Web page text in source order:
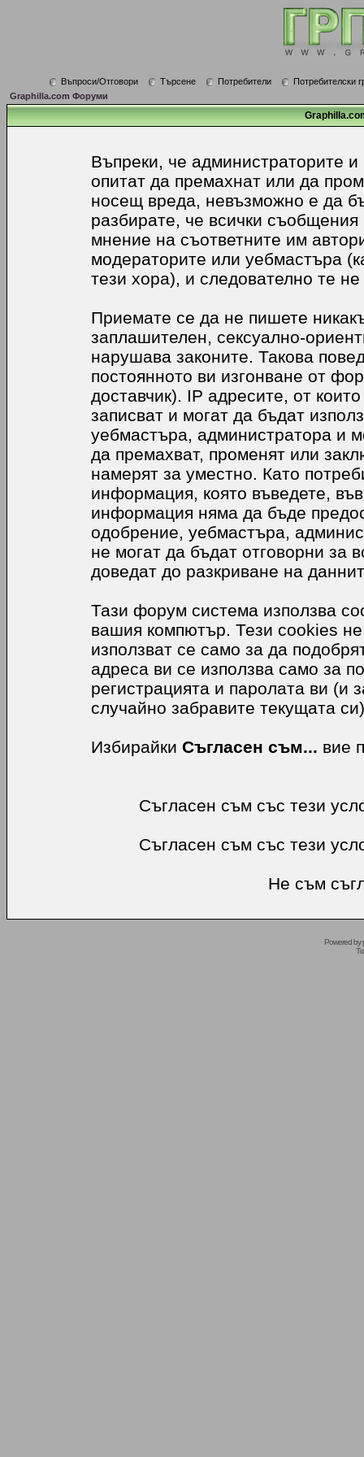
Въпроси/Отговори Търсене Потребители
Потребителски
Graphilla.com Форуми
Въпреки, че администраторите
опитат да премахнат или да
носещ вреда, невъзможно е да
разбирате, че всички
мнение на съответните им
модераторите или уебмастъра
тези хора), и следователно те не
Приемате се да не пишете
заплашителен, сексуално-
нарушава законите. Такова
постоянното ви изгонване от
доставчик). IP адресите, от
записват и могат да бъдат
уебмастъра, администратора и
да премахват, променят или
намерят за уместно. Като
информация, която въведете,
информация няма да бъде
одобрение, уебмастъра,
не могат да бъдат отговорни за
доведат до разкриване на
Тази форум система използва
вашия компютър. Тези cookies
използват се само за да
адреса ви се използва само за
регистрацията и паролата ви (и
случайно забравите текущата
Избирайки Съгласен съм... вие
Съгласен съм със тези
Съгласен съм със тези
Не съм
Powered by